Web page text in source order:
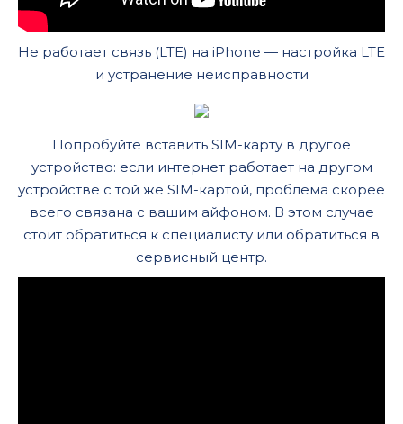
Не работает связь (LTE) на iPhone — настройка LTE
и устранение неисправности
Попробуйте вставить SIM-карту в другое
устройство: если интернет работает на другом
устройстве с той же SIM-картой, проблема скорее
всего связана с вашим айфоном. В этом случае
стоит обратиться к специалисту или обратиться в
сервисный центр.